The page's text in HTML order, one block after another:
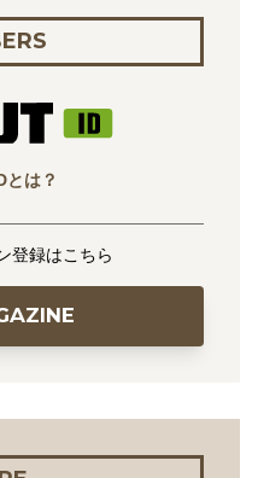
とは？
登録はこちら